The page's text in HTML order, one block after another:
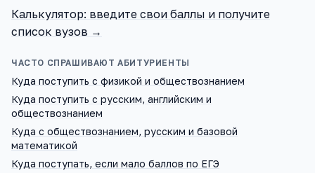
Калькулятор: введите свои баллы и получите
список вузов →
ЧАСТО СПРАШИВАЮТ АБИТУРИЕНТЫ
Куда поступить с физикой и обществознанием
Куда поступить с русским, английским и
обществознанием
Куда с обществознанием, русским и базовой
математикой
Куда поступать, если мало баллов по ЕГЭ